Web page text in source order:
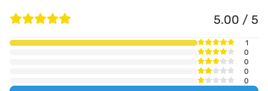
5.00 / 5
1
0
0
0
0